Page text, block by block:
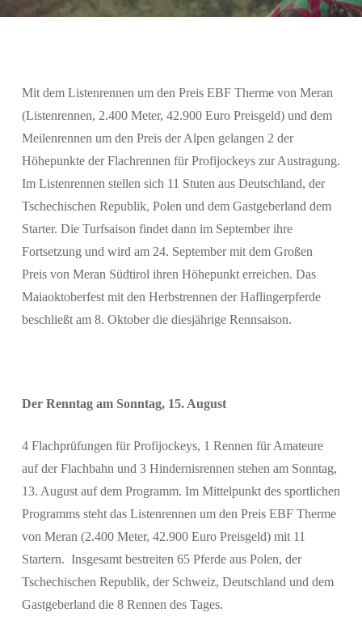
Suchen
Mit dem Listenrennen um den Preis EBF Therme von Meran
(Listenrennen, 2.400 Meter, 42.900 Euro Preisgeld) und dem
Meilenrennen um den Preis der Alpen gelangen 2 der
Höhepunkte der Flachrennen für Profijockeys zur Austragung.
Im Listenrennen stellen sich 11 Stuten aus Deutschland, der
Tschechischen Republik, Polen und dem Gastgeberland dem
Starter. Die Turfsaison findet dann im September ihre
Fortsetzung und wird am 24. September mit dem Großen
Preis von Meran Südtirol ihren Höhepunkt erreichen. Das
Maiaoktoberfest mit den Herbstrennen der Haflingerpferde
beschließt am 8. Oktober die diesjährige Rennsaison.
Der Renntag am Sonntag, 15. August
4 Flachprüfungen für Profijockeys, 1 Rennen für Amateure
auf der Flachbahn und 3 Hindernisrennen stehen am Sonntag,
13. August auf dem Programm. Im Mittelpunkt des sportlichen
Programms steht das Listenrennen um den Preis EBF Therme
von Meran (2.400 Meter, 42.900 Euro Preisgeld) mit 11
Startern. Insgesamt bestreiten 65 Pferde aus Polen, der
Tschechischen Republik, der Schweiz, Deutschland und dem
Gastgeberland die 8 Rennen des Tages.